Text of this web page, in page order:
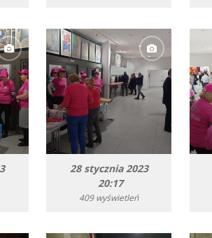
28 stycznia 2023
20:17
409 wyświetleń